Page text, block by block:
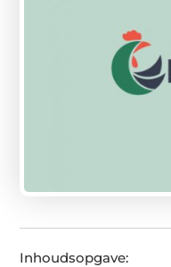
Inhoudsopgave: